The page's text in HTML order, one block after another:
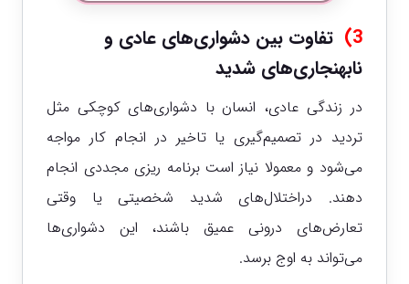
3)
تفاوت بین دشواری‌های عادی و
نابهنجاری‌های شدید
در زندگی عادی، انسان با دشواری‌های کوچکی مثل
تردید در تصمیم‌گیری یا تاخیر در انجام کار مواجه
می‌شود و معمولا نیاز است برنامه ریزی مجددی انجام
دهند. دراختلال‌های شدید شخصیتی یا وقتی
تعارض‌های درونی عمیق باشند، این دشواری‌ها
می‌تواند به اوج برسد.